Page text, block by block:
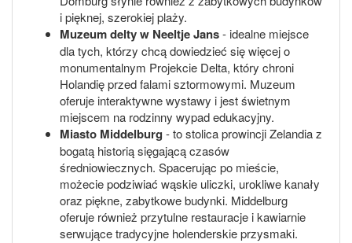
i pięknej, szerokiej plaży.
Muzeum delty w Neeltje Jans- idealne miejsce
dla tych, którzy chcą dowiedzieć się więcej o
monumentalnym Projekcie Delta, który chroni
Holandię przed falami sztormowymi. Muzeum
oferuje interaktywne wystawy i jest świetnym
miejscem na rodzinny wypad edukacyjny.
Miasto Middelburg - to stolica prowincji Zelandia z
bogatą historią sięgającą czasów
średniowiecznych. Spacerując po mieście,
możecie podziwiać wąskie uliczki, urokliwe kanały
oraz piękne, zabytkowe budynki. Middelburg
oferuje również przytulne restauracje i kawiarnie
serwujące tradycyjne holenderskie przysmaki.